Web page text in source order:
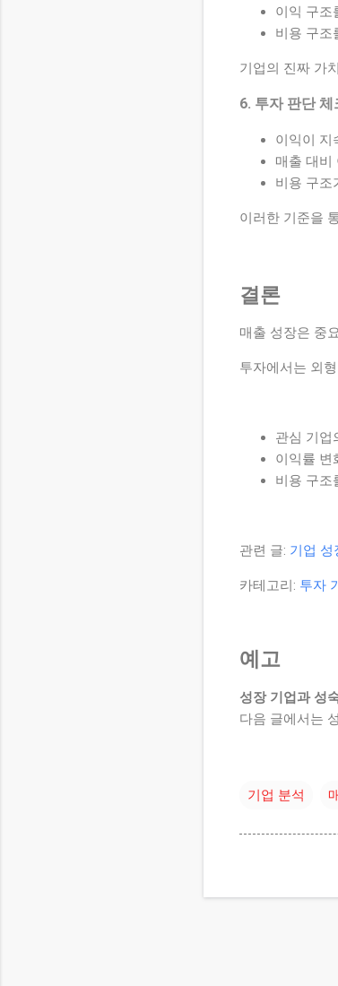
이익 구조
비용 구조
기업의 진짜 가
6. 투자 판단
이익이 지
매출 대비
비용 구조
이러한 기준을
결론
매출 성장은 중
투자에서는 외
관심 기업
이익률 변
비용 구조
관련 글: 기업 성
카테고리: 투자
예고
성장 기업과 성
다음 글에서는
기업 분석